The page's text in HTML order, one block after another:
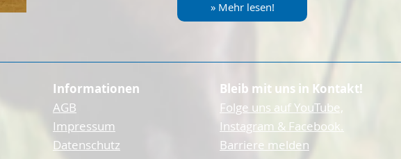
» Mehr lesen!
Informationen
AGB
Impressum
Datenschutz
Bleib mit uns in Kontakt!
Folge uns auf YouTube,
Instagram & Facebook.
Barriere melden